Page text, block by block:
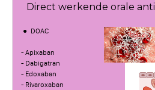
Direct werkende orale
DOAC
- Apixaban
- Dabigatran
- Edoxaban
- Rivaroxaban